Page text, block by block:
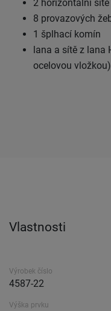
2 horizontální
8 provazových
1 šplhací komín
lana a sítě z lana
ocelovou vložkou)
Vlastnosti
Výrobek číslo
4587-22
Výška prvku